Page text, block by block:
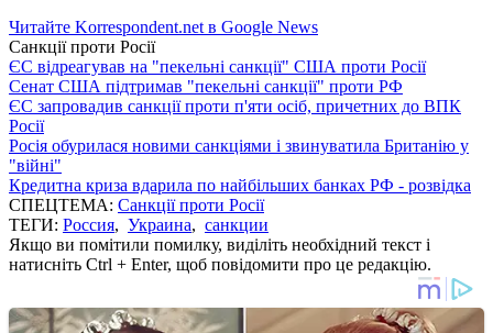
Читайте Korrespondent.net в Google News
Санкції проти Росії
ЄС відреагував на "пекельні санкції" США проти Росії
Сенат США підтримав "пекельні санкції" проти РФ
ЄС запровадив санкції проти п'яти осіб, причетних до ВПК
Росії
Росія обурилася новими санкціями і звинуватила Британію у
"війні"
Кредитна криза вдарила по найбільших банках РФ - розвідка
СПЕЦТЕМА: Санкції проти Росії
ТЕГИ: Россия, Украина, санкции
Якщо ви помітили помилку, виділіть необхідний текст і
натисніть Ctrl + Enter, щоб повідомити про це редакцію.